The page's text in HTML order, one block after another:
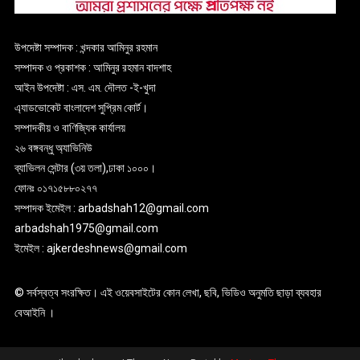
উপদেষ্টা সম্পাদক : খন্দকার আমিনুর রহমান
সম্পাদক ও প্রকাশক : আমিনুর রহমান বাদশাহ
আইন উপদেষ্টা : এস. এম. দৌলত -ই-খুদা
এ্যাডভোকেট বাংলাদেশ সুপ্রিম কোর্ট।
সম্পাদকীয় ও বাণিজ্যিক কার্যালয়
২৬ বঙ্গবন্ধু অ্যাভিনিউ
ব্যাভিলন সেন্টার (৩য় তলা),ঢাকা ১০০০।
ফোনঃ ০১৭১৫৮৮০২৭৭
সম্পাদক ইমেইল : arbadshah12@gmail.com
arbadshah1975@gmail.com
ইমেইল : ajkerdeshnews@gmail.com
© সর্বস্বত্ব সংরক্ষিত। এই ওয়েবসাইটের কোন লেখা, ছবি, ভিডিও অনুমতি ছাড়া ব্যবহার
বেআইনি ।